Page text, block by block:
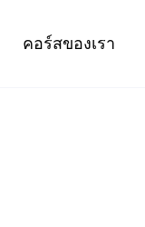
คอร์สของเรา